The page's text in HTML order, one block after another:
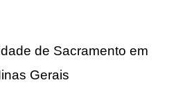
de Sacramento em
Gerais